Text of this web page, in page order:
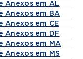
Anexos em AL
Anexos em BA
Anexos em CE
Anexos em DF
Anexos em MA
Anexos em MS